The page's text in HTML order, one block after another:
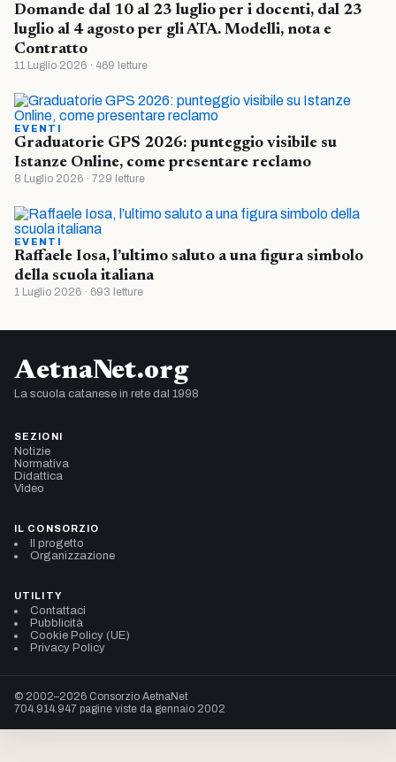
Domande dal 10 al 23 luglio per i docenti, dal 23
luglio al 4 agosto per gli ATA. Modelli, nota e
Contratto
11 Luglio 2026 · 469 letture
EVENTI
Graduatorie GPS 2026: punteggio visibile su
Istanze Online, come presentare reclamo
8 Luglio 2026 · 729 letture
EVENTI
Raffaele Iosa, l’ultimo saluto a una figura simbolo
della scuola italiana
1 Luglio 2026 · 693 letture
AetnaNet.org
La scuola catanese in rete dal 1998
SEZIONI
Notizie
Normativa
Didattica
Video
IL CONSORZIO
Il progetto
Organizzazione
UTILITY
Contattaci
Pubblicità
Cookie Policy (UE)
Privacy Policy
© 2002–2026 Consorzio AetnaNet
704.914.947 pagine viste da gennaio 2002